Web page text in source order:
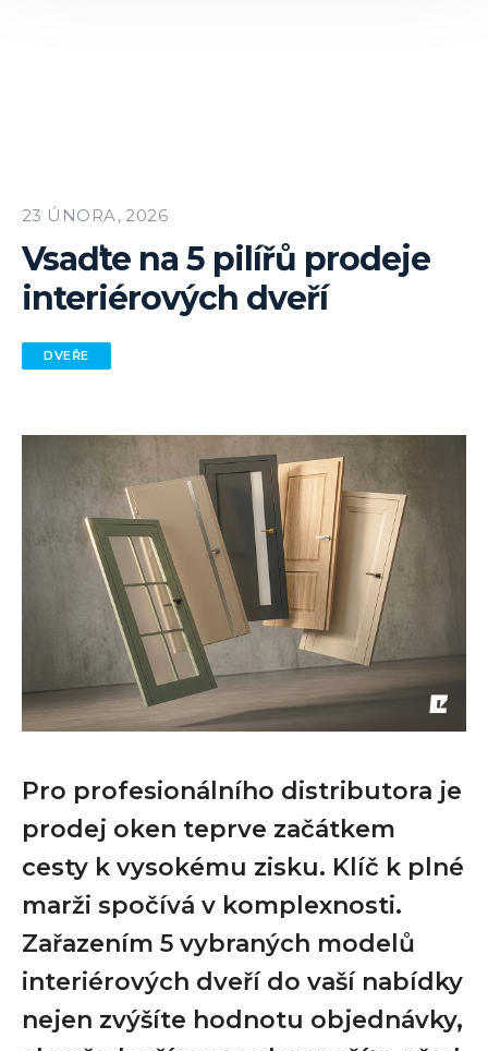
23 ÚNORA, 2026
Vsaďte na 5 pilířů prodeje
interiérových dveří
DVEŘE
Pro profesionálního distributora je
prodej oken teprve začátkem
cesty k vysokému zisku. Klíč k plné
marži spočívá v komplexnosti.
Zařazením 5 vybraných modelů
interiérových dveří do vaší nabídky
nejen zvýšíte hodnotu objednávky,